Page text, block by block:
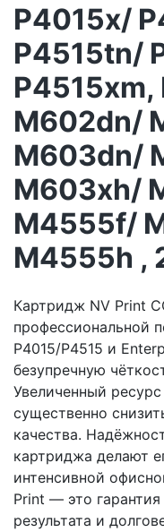
P4015x/
P4515tn/
M602dn/
M603dn/
M603xh/
M4555f/
M4555h ,
Картридж NV Print
профессиональной
P4015/P4515 и
безупречную
Увеличенный
существенно
качества.
картриджа делают
интенсивной
Print — это
результата и